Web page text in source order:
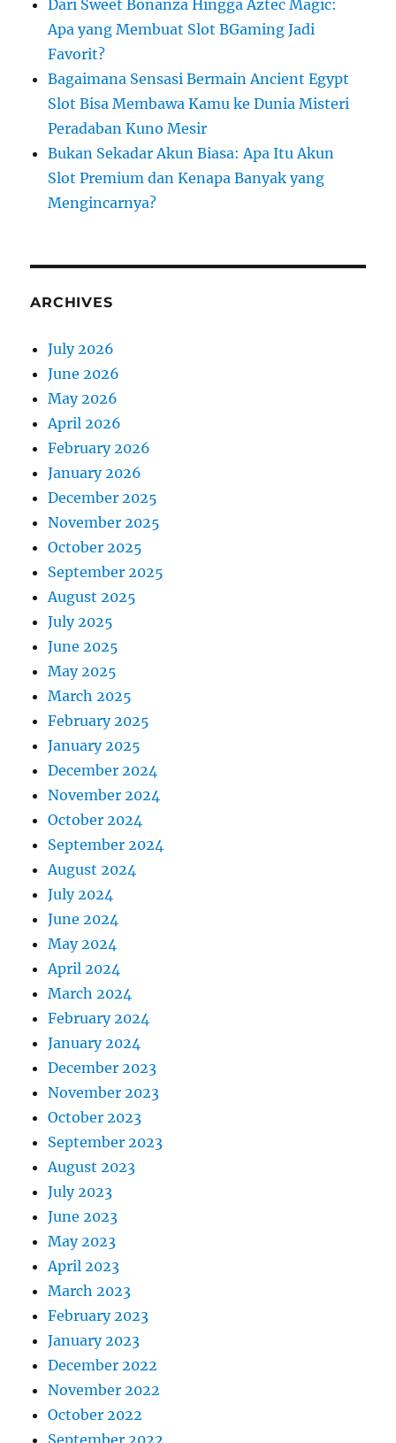
Dari Sweet Bonanza Hingga Aztec Magic:
Apa yang Membuat Slot BGaming Jadi
Favorit?
Bagaimana Sensasi Bermain Ancient Egypt
Slot Bisa Membawa Kamu ke Dunia Misteri
Peradaban Kuno Mesir
Bukan Sekadar Akun Biasa: Apa Itu Akun
Slot Premium dan Kenapa Banyak yang
Mengincarnya?
ARCHIVES
July 2026
June 2026
May 2026
April 2026
February 2026
January 2026
December 2025
November 2025
October 2025
September 2025
August 2025
July 2025
June 2025
May 2025
March 2025
February 2025
January 2025
December 2024
November 2024
October 2024
September 2024
August 2024
July 2024
June 2024
May 2024
April 2024
March 2024
February 2024
January 2024
December 2023
November 2023
October 2023
September 2023
August 2023
July 2023
June 2023
May 2023
April 2023
March 2023
February 2023
January 2023
December 2022
November 2022
October 2022